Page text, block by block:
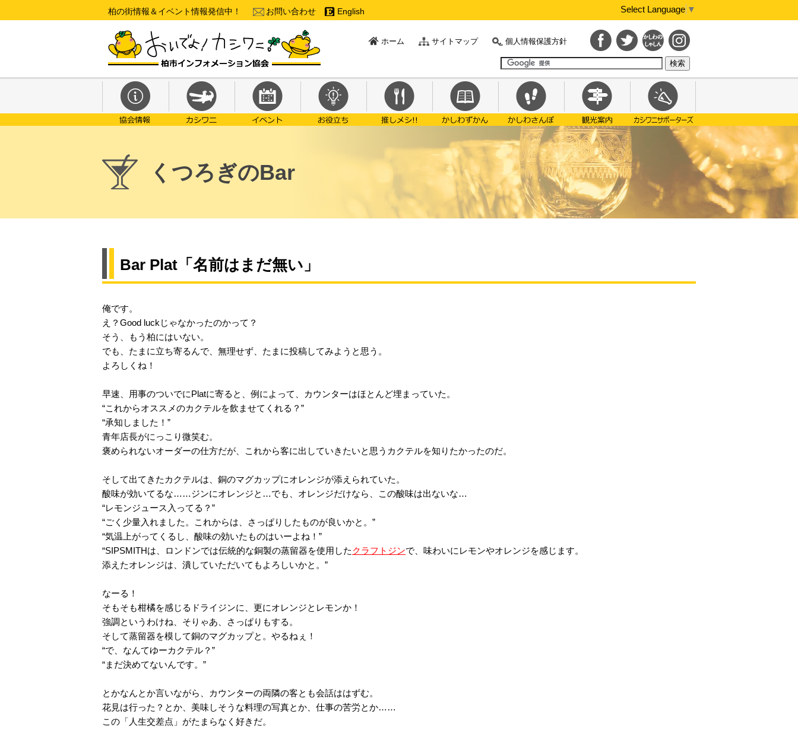
柏の街情報＆イベント情報発信中！ お問い合わせ English Select Language ▼
ホーム サイトマップ 個人情報保護方針
くつろぎのBar
Bar Plat「名前はまだ無い」
俺です。
え？Good luckじゃなかったのかって？
そう、もう柏にはいない。
でも、たまに立ち寄るんで、無理せず、たまに投稿してみようと思う。
よろしくね！
早速、用事のついでにPlatに寄ると、例によって、カウンターはほとんど埋まっていた。
“これからオススメのカクテルを飲ませてくれる？”
“承知しました！”
青年店長がにっこり微笑む。
褒められないオーダーの仕方だが、これから客に出していきたいと思うカクテルを知りたかったのだ。
そして出てきたカクテルは、銅のマグカップにオレンジが添えられていた。
酸味が効いてるな……ジンにオレンジと…でも、オレンジだけなら、この酸味は出ないな…
“レモンジュース入ってる？”
“ごく少量入れました。これからは、さっぱりしたものが良いかと。”
“気温上がってくるし、酸味の効いたものはいーよね！”
“SIPSMITHは、ロンドンでは伝統的な銅製の蒸留器を使用したクラフトジンで、味わいにレモンやオレンジを感じます。
添えたオレンジは、潰していただいてもよろしいかと。”
なーる！
そもそも柑橘を感じるドライジンに、更にオレンジとレモンか！
強調というわけね、そりゃあ、さっぱりもする。
そして蒸留器を模して銅のマグカップと。やるねぇ！
“で、なんてゆーカクテル？”
“まだ決めてないんです。”
とかなんとか言いながら、カウンターの両隣の客とも会話ははずむ。
花見は行った？とか、美味しそうな料理の写真とか、仕事の苦労とか……
この「人生交差点」がたまらなく好きだ。